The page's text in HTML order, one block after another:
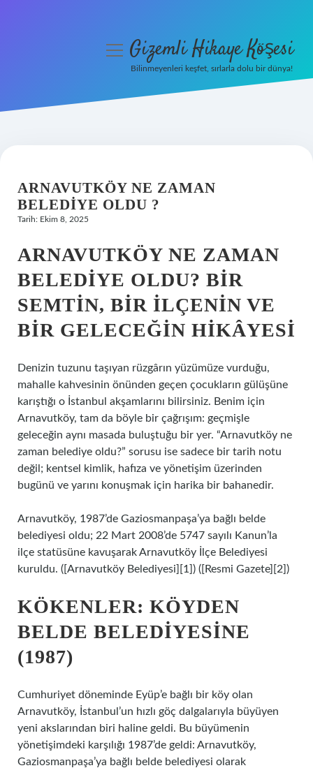
Hakkımızda
menüyüGizemli Hikaye Köşesi
Bilinmeyenleri keşfet, sırlarla dolu bir dünya!
ARNAVUTKÖY NE ZAMAN
BELEDIYE OLDU ?
Tarih: Ekim 8, 2025
ARNAVUTKÖY NE ZAMAN
BELEDIYE OLDU? BIR
SEMTIN, BIR İLÇENIN VE
BIR GELECEĞIN HIKÂYESI
Denizin tuzunu taşıyan rüzgârın yüzümüze vurduğu,
mahalle kahvesinin önünden geçen çocukların gülüşüne
karıştığı o İstanbul akşamlarını bilirsiniz. Benim için
Arnavutköy, tam da böyle bir çağrışım: geçmişle
geleceğin aynı masada buluştuğu bir yer. “Arnavutköy ne
zaman belediye oldu?” sorusu ise sadece bir tarih notu
değil; kentsel kimlik, hafıza ve yönetişim üzerinden
bugünü ve yarını konuşmak için harika bir bahanedir.
Arnavutköy, 1987’de Gaziosmanpaşa’ya bağlı belde
belediyesi oldu; 22 Mart 2008’de 5747 sayılı Kanun’la
ilçe statüsüne kavuşarak Arnavutköy İlçe Belediyesi
kuruldu. ([Arnavutköy Belediyesi][1]) ([Resmi Gazete][2])
KÖKENLER: KÖYDEN
BELDE BELEDIYESINE
(1987)
Cumhuriyet döneminde Eyüp’e bağlı bir köy olan
Arnavutköy, İstanbul’un hızlı göç dalgalarıyla büyüyen
yeni akslarından biri haline geldi. Bu büyümenin
yönetişimdeki karşılığı 1987’de geldi: Arnavutköy,
Gaziosmanpaşa’ya bağlı belde belediyesi olarak